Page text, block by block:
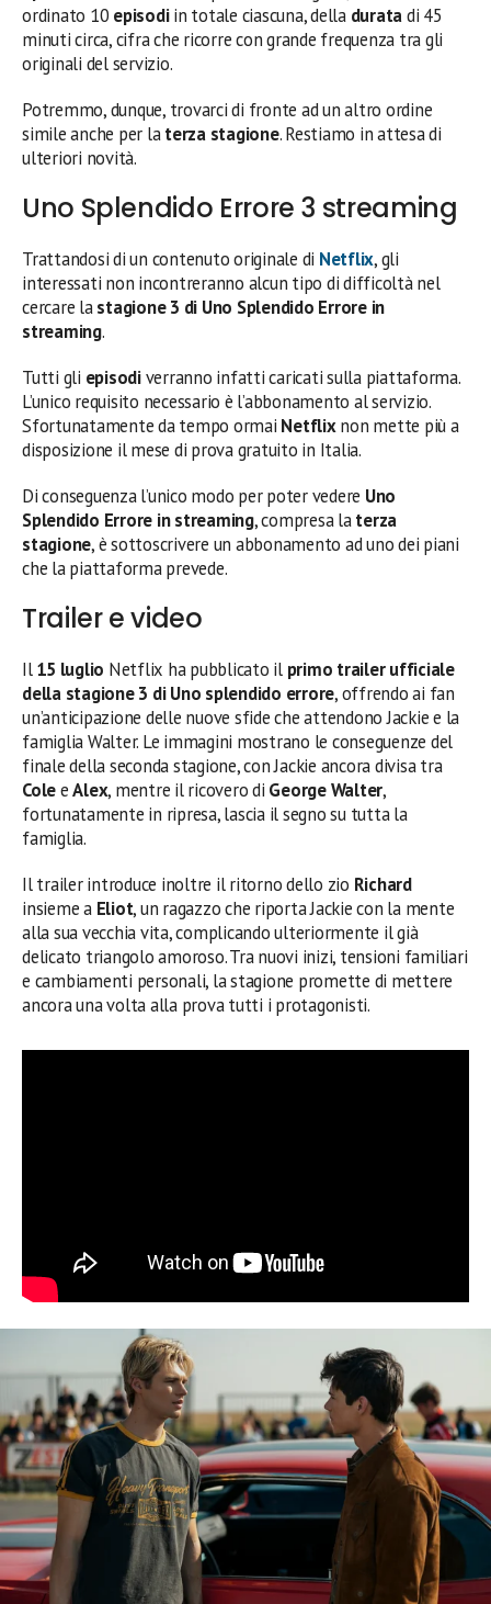
ordinato 10 episodiin totale ciascuna, della duratadi 45
minuti circa, cifra che ricorre con grande frequenza tra gli
originali del servizio.
Potremmo, dunque, trovarci di fronte ad un altro ordine
simile anche per laterza stagione. Restiamo in attesa di
ulteriori novità.
Uno Splendido Errore 3 streaming
Trattandosi di un contenuto originale di Netflix, gli
interessati non incontreranno alcun tipo di difficoltà nel
cercare lastagione 3 di Uno Splendido Errore in
streaming.
Tutti gli episodiverranno infatti caricati sulla piattaforma.
L’unico requisito necessario è l’abbonamento al servizio.
Sfortunatamente da tempo ormai Netflixnon mette più a
disposizione il mese di prova gratuito in Italia.
Di conseguenza l’unico modo per poter vedere Uno
Splendido Errore in streaming, compresa laterza
stagione, è sottoscrivere un abbonamento ad uno dei piani
che la piattaforma prevede.
Trailer e video
Il15 luglio Netflix ha pubblicato il primo trailer ufficiale
della stagione 3 di Uno splendido errore, offrendo ai fan
un’anticipazione delle nuove sfide che attendono Jackie e la
famiglia Walter. Le immagini mostrano le conseguenze del
finale della seconda stagione, con Jackie ancora divisa tra
ColeeAlex, mentre il ricovero di George Walter,
fortunatamente in ripresa, lascia il segno su tutta la
famiglia.
Il trailer introduce inoltre il ritorno dello zio Richard
insieme a Eliot, un ragazzo che riporta Jackie con la mente
alla sua vecchia vita, complicando ulteriormente il già
delicato triangolo amoroso. Tra nuovi inizi, tensioni familiari
e cambiamenti personali, la stagione promette di mettere
ancora una volta alla prova tutti i protagonisti.